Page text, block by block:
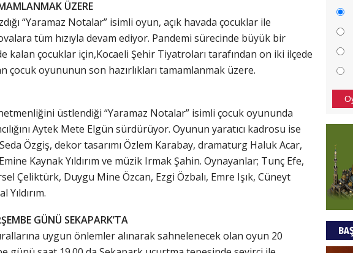
ÜZERE
“Yaramaz Notalar” isimli oyun, açık havada çocuklar ile
tüm hızıyla devam ediyor. Pandemi sürecinde büyük bir
kalan çocuklar için,Kocaeli Şehir Tiyatroları tarafından on iki ilçede
çocuk oyununun son hazırlıkları tamamlanmak üzere.
üstlendiği “Yaramaz Notalar” isimli çocuk oyununda
Aytek Mete Elgün sürdürüyor. Oyunun yaratıcı kadrosu ise
Özgiş, dekor tasarımı Özlem Karabay, dramaturg Haluk Acar,
Kaynak Yıldırım ve müzik Irmak Şahin. Oynayanlar; Tunç Efe,
Çeliktürk, Duygu Mine Özcan, Ezgi Özbalı, Emre Işık, Cüneyt
GÜNÜ SEKAPARK’TA
uygun önlemler alınarak sahnelenecek olan oyun 20